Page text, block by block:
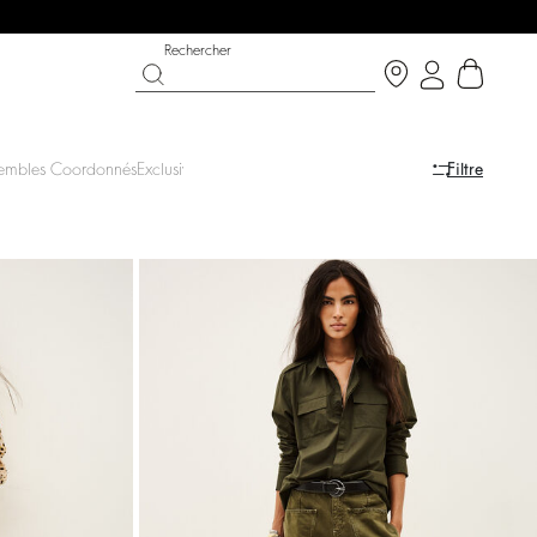
PARTYWEAR COLLECTION
Découvrir
Rechercher
CoordonnésExclusivités en ligne Filtre